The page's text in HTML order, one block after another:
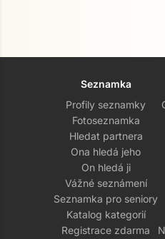
Seznamka
Profily seznamky
Fotoseznamka
Hledat partnera
Ona hledá jeho
On hledá ji
Vážné seznámení
Seznamka pro seniory
Katalog kategorií
Registrace zdarma